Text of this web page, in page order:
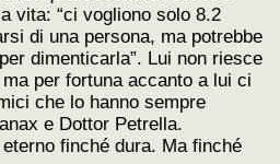
vita: “ci vogliono solo 8.2
di una persona, ma potrebbe
dimenticarla”. Lui non riesce
per fortuna accanto a lui ci
che lo hanno sempre
e Dottor Petrella.
finché dura. Ma finché